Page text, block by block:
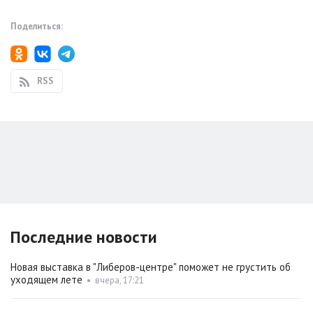
Поделиться:
RSS
Последние новости
Новая выставка в "Либеров-центре" поможет не грустить об
уходящем лете • вчера, 17:21